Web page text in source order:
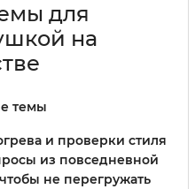
для
на
темы
и проверки стиля
из повседневной
не перегружать